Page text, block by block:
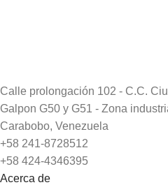
Calle prolongación 102 - C.C.
Galpon G50 y G51 - Zona
Carabobo, Venezuela
+58 241-8728512
+58 424-4346395
Acerca de